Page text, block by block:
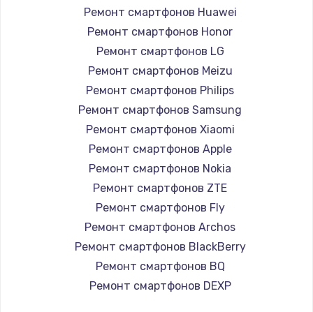
1200 руб.
Заказать
Установка драйверов
950 руб.
Заказать
Замена жесткого диска
1000 руб.
Заказать
Чистка от пыли
1330 руб.
Заказать
Ремонт смартфонов Huawei
Ремонт смартфонов Honor
Ремонт смартфонов LG
Ремонт смартфонов Meizu
Ремонт смартфонов Philips
Ремонт смартфонов Samsung
Ремонт смартфонов Xiaomi
Ремонт смартфонов Apple
Ремонт смартфонов Nokia
Ремонт смартфонов ZTE
Ремонт смартфонов Fly
Ремонт смартфонов Archos
Ремонт смартфонов BlackBerry
Ремонт смартфонов BQ
Ремонт смартфонов DEXP